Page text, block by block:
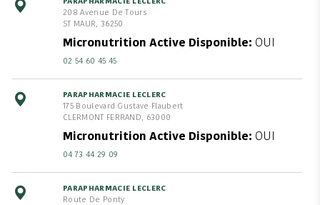
208 Avenue De Tours
ST MAUR, 36250
Micronutrition Active Disponible OUI
02 54 60 45 45
PARAPHARMACIE LECLERC
175 Boulevard Gustave Flaubert
CLERMONT FERRAND, 63000
Micronutrition Active Disponible OUI
04 73 44 29 09
PARAPHARMACIE LECLERC
Route De Ponty